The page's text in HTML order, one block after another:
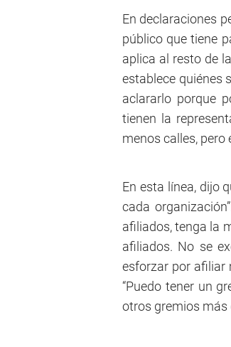
En declaraciones
público que tiene
aplica al resto de
establece quiénes
aclararlo porque
tienen la
menos calles, pero
En esta línea, dijo
cada
afiliados, tenga la
afiliados. No se
esforzar por afiliar
“Puedo tener un
otros gremios más